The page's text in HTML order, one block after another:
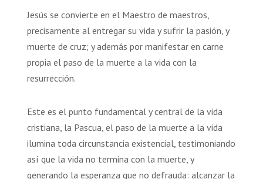
Jesús se convierte en el Maestro de maestros,
precisamente al entregar su vida y sufrir la pasión, y
muerte de cruz; y además por manifestar en carne
propia el paso de la muerte a la vida con la
resurrección.
Este es el punto fundamental y central de la vida
cristiana, la Pascua, el paso de la muerte a la vida
ilumina toda circunstancia existencial, testimoniando
así que la vida no termina con la muerte, y
generando la esperanza que no defrauda: alcanzar la